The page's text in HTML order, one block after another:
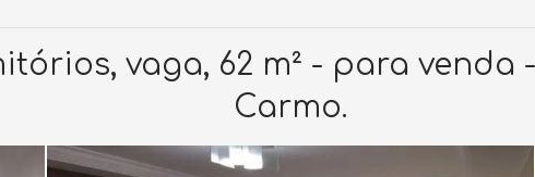
vaga, 62 m² - para venda
Carmo.